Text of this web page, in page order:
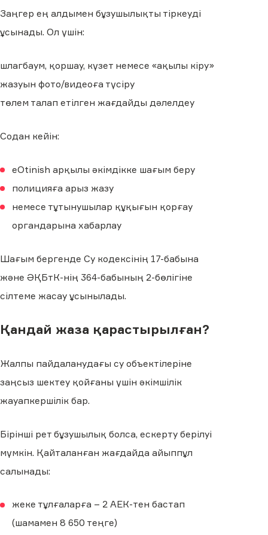
Заңгер ең алдымен бұзушылықты тіркеуді
ұсынады. Ол үшін:
шлагбаум, қоршау, күзет немесе «ақылы кіру»
жазуын фото/видеоға түсіру
төлем талап етілген жағдайды дәлелдеу
Содан кейін:
eOtinish арқылы әкімдікке шағым беру
полицияға арыз жазу
немесе тұтынушылар құқығын қорғау
органдарына хабарлау
Шағым бергенде Су кодексінің 17-бабына
және ӘҚБтК-нің 364-бабының 2-бөлігіне
сілтеме жасау ұсынылады.
Қандай жаза қарастырылған?
Жалпы пайдаланудағы су объектілеріне
заңсыз шектеу қойғаны үшін әкімшілік
жауапкершілік бар.
Бірінші рет бұзушылық болса, ескерту берілуі
мүмкін. Қайталанған жағдайда айыппұл
салынады:
жеке тұлғаларға – 2 АЕК-тен бастап
(шамамен 8 650 теңге)